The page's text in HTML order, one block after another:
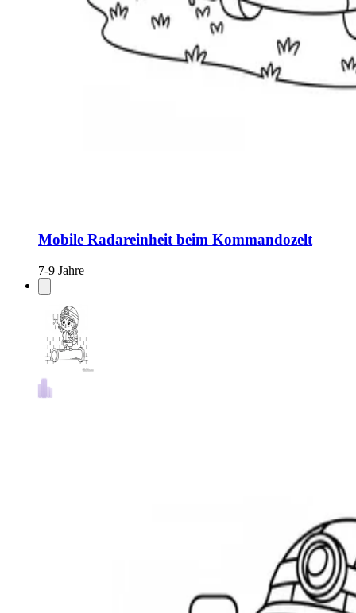
Mobile Radareinheit beim Kommandozelt
7-9 Jahre